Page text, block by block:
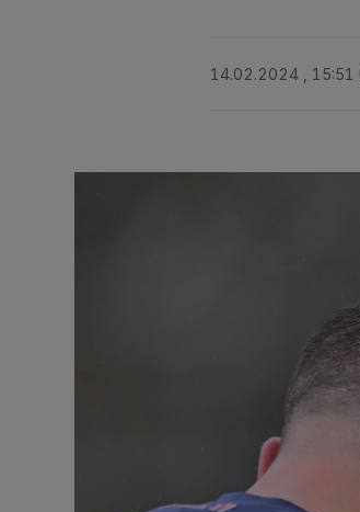
14.02.2024 , 15:51